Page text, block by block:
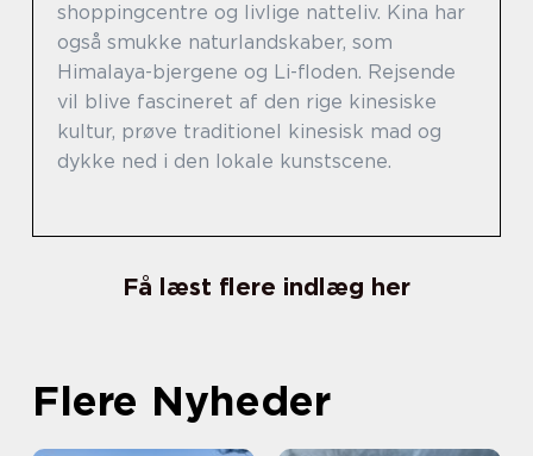
shoppingcentre og livlige natteliv. Kina har
også smukke naturlandskaber, som
Himalaya-bjergene og Li-floden. Rejsende
vil blive fascineret af den rige kinesiske
kultur, prøve traditionel kinesisk mad og
dykke ned i den lokale kunstscene.
Få læst flere indlæg her
Flere Nyheder